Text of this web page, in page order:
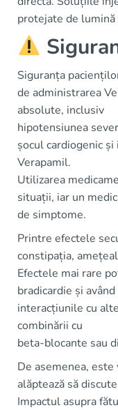
protejate de
Siguranța
de administrarea
absolute, inclusiv
hipotensiunea
șocul cardiogenic
Verapamil.
Utilizarea
situații, iar un
de simptome.
Printre efectele
constipația,
Efectele mai rare
bradicardie și
interacțiunile cu
combinării cu
beta-blocante sau
De asemenea,
alăptează să
Impactul asupra